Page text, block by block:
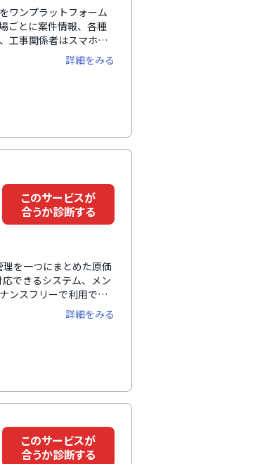
ワンプラットフォーム
ごとに案件情報、各種
工事関係者はスマホや
ろん、離れている時も
捗管理もスムーズで
数23万社、ユーザー数
ス市場の動向とベンダ
ック経済研究所調
詳細をみる
このサービスが
合うか診断する
を一つにまとめた原価
できるシステム、メン
ンスフリーで利用でき
常的に使用する機能を
詳細をみる
このサービスが
合うか診断する